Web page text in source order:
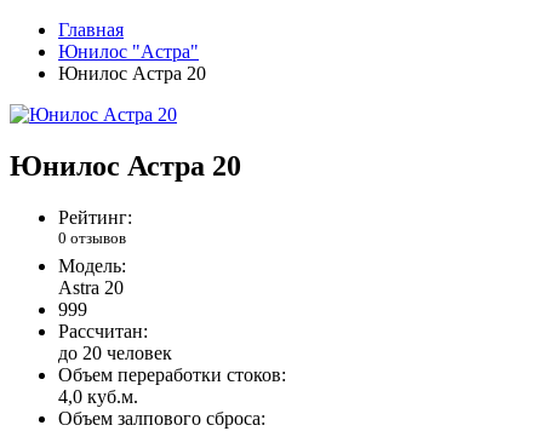
Главная
Юнилос "Астра"
Юнилос Астра 20
Юнилос Астра 20
Рейтинг:
0 отзывов
Модель:
Astra 20
999
Рассчитан:
до 20 человек
Объем переработки стоков:
4,0 куб.м.
Объем залпового сброса: